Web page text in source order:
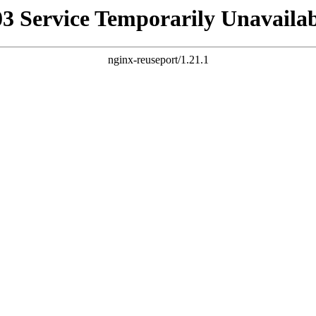
Service Temporarily
nginx-reuseport/1.21.1